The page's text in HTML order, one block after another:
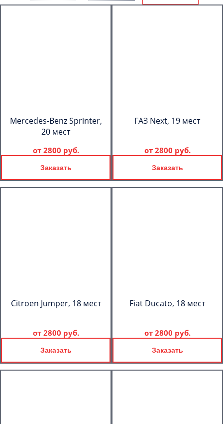
Mercedes-Benz Sprinter,
20 мест
от 2800 руб.
Заказать
ГАЗ Next, 19 мест
от 2800 руб.
Заказать
Citroen Jumper, 18 мест
от 2800 руб.
Заказать
Fiat Ducato, 18 мест
от 2800 руб.
Заказать